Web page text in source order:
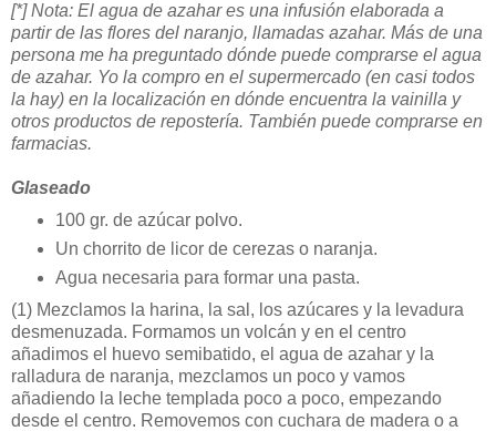
[*] Nota: El agua de azahar es una infusión elaborada a
partir de las flores del naranjo, llamadas azahar. Más de una
persona me ha preguntado dónde puede comprarse el agua
de azahar. Yo la compro en el supermercado (en casi todos
la hay) en la localización en dónde encuentra la vainilla y
otros productos de repostería. También puede comprarse en
farmacias.
Glaseado
100 gr. de azúcar polvo.
Un chorrito de licor de cerezas o naranja.
Agua necesaria para formar una pasta.
(1) Mezclamos la harina, la sal, los azúcares y la levadura
desmenuzada. Formamos un volcán y en el centro
añadimos el huevo semibatido, el agua de azahar y la
ralladura de naranja, mezclamos un poco y vamos
añadiendo la leche templada poco a poco, empezando
desde el centro. Removemos con cuchara de madera o a